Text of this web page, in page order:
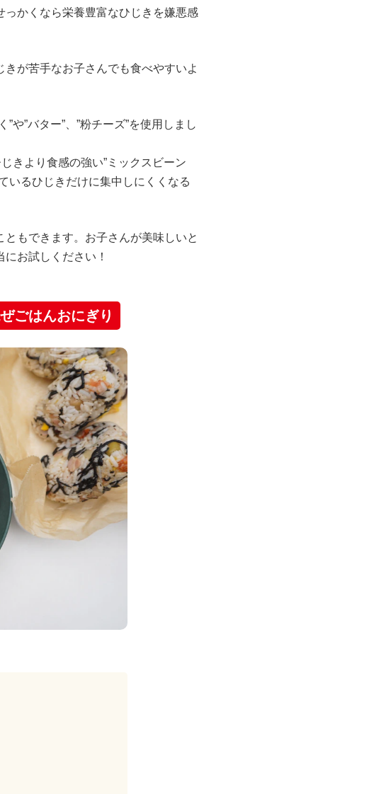
かくなら栄養豊富なひじきを嫌悪感
が苦手なお子さんでも食べやすいよ
や”バター”、”粉チーズ”を使用しまし
きより食感の強い”ミックスビーン
いるひじきだけに集中しにくくなる
もできます。お子さんが美味しいと
お試しください！
ごはんおにぎり